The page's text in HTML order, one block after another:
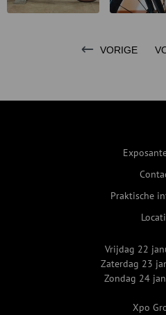
VORIGE
Praktische
Vrijdag 22
Zaterdag 23
Zondag 24
Xpo